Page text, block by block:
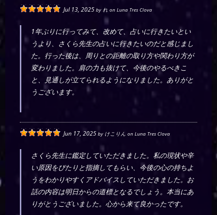
Jul 13, 2025 byれ onLuna Tres Clova
1年ぶりに行ってみて、改めて、占いに行きたいとい
うより、さくら先生の占いに行きたいのだと感じまし
た。行った後は、周りとの距離の取り方や関わり方が
変わりました。肩の力も抜けて、今後のやるべきこ
と、見通しが立てられるようになりました。ありがと
うございます。
Jun 17, 2025 by けこりん onLuna Tres Clova
さくら先生に鑑定していただきました。私の現状や辛
い原因をぴたりと指摘してもらい、今後の心の持ちよ
うをわかりやすくアドバイスしていただきました。お
話の内容は明日からの道標となるでしょう。本当にあ
りがとうございました。心から来て良かったです。